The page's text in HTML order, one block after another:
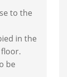
to the
in the
be